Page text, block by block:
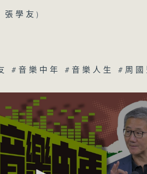
- 足本 Full (HKT
張學友)
#音樂中年 #音樂人生 #周國